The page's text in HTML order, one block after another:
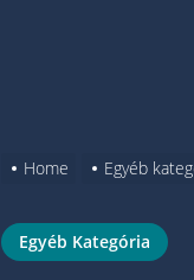
Home Egyéb
Egyéb Kategória